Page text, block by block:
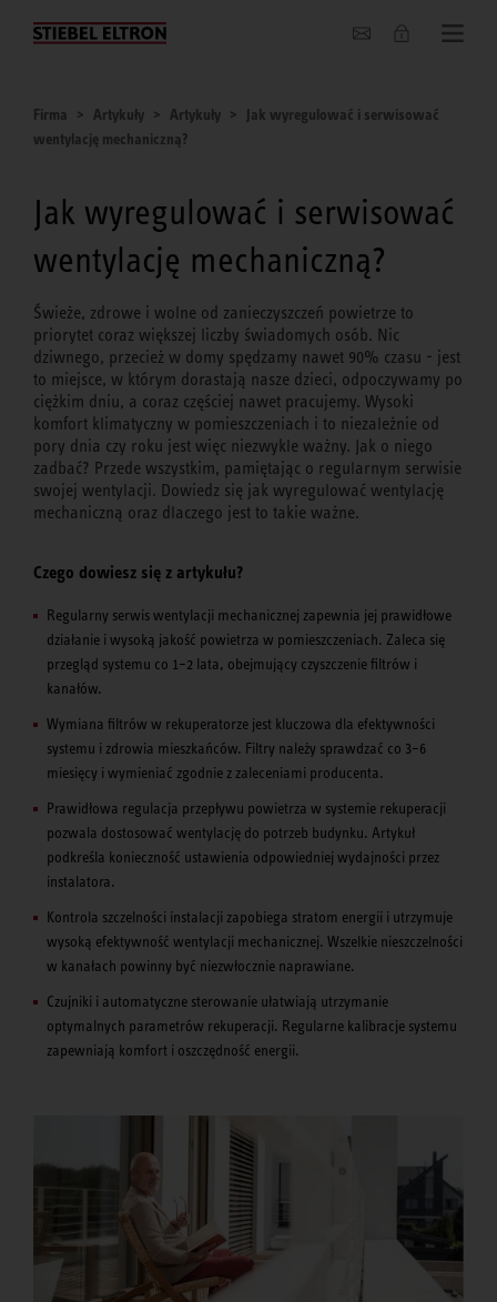
O nas
Firma Artykuły Artykuły
Jak wyregulować i serwisować
wentylację mechaniczną?
Jak wyregulować i serwisować
wentylację mechaniczną?
Świeże, zdrowe i wolne od zanieczyszczeń powietrze to
priorytet coraz większej liczby świadomych osób. Nic
dziwnego, przecież w domy spędzamy nawet 90% czasu - jest
to miejsce, w którym dorastają nasze dzieci, odpoczywamy po
ciężkim dniu, a coraz częściej nawet pracujemy. Wysoki
komfort klimatyczny w pomieszczeniach i to niezależnie od
pory dnia czy roku jest więc niezwykle ważny. Jak o niego
zadbać? Przede wszystkim, pamiętając o regularnym serwisie
swojej wentylacji. Dowiedz się jak wyregulować wentylację
mechaniczną oraz dlaczego jest to takie ważne.
Czego dowiesz się z artykułu?
Regularny serwis wentylacji mechanicznej zapewnia jej prawidłowe
działanie i wysoką jakość powietrza w pomieszczeniach. Zaleca się
przegląd systemu co 1–2 lata, obejmujący czyszczenie filtrów i
kanałów.
Wymiana filtrów w rekuperatorze jest kluczowa dla efektywności
systemu i zdrowia mieszkańców. Filtry należy sprawdzać co 3–6
miesięcy i wymieniać zgodnie z zaleceniami producenta.
Prawidłowa regulacja przepływu powietrza w systemie rekuperacji
pozwala dostosować wentylację do potrzeb budynku. Artykuł
podkreśla konieczność ustawienia odpowiedniej wydajności przez
instalatora.
Kontrola szczelności instalacji zapobiega stratom energii i utrzymuje
wysoką efektywność wentylacji mechanicznej. Wszelkie nieszczelności
w kanałach powinny być niezwłocznie naprawiane.
Czujniki i automatyczne sterowanie ułatwiają utrzymanie
optymalnych parametrów rekuperacji. Regularne kalibracje systemu
zapewniają komfort i oszczędność energii.